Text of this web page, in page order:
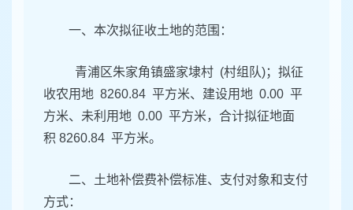
一、本次拟征收土地的范围：
青浦区朱家角镇盛家埭村 (村组队)；拟征
收农用地 8260.84 平方米、建设用地 0.00 平
方米、未利用地 0.00 平方米，合计拟征地面
积 8260.84 平方米。
二、土地补偿费补偿标准、支付对象和支付
方式：